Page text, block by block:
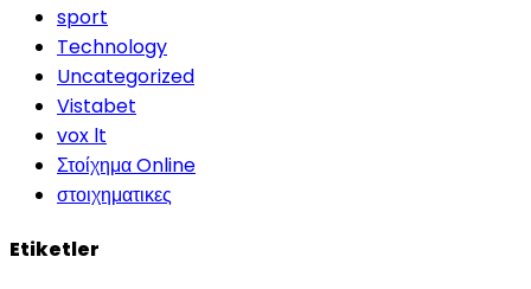
sport
Technology
Uncategorized
Vistabet
vox lt
Στοίχημα Online
στοιχηματικες
Etiketler